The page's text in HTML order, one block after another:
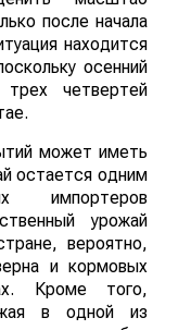
после начала
находится
осенний
четвертей
может иметь
остается одним
импортеров
урожай
вероятно,
и кормовых
Кроме того,
в одной из